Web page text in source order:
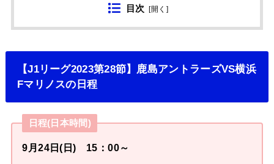
目次 [開く ]
【J1リーグ2023第28節】鹿島アントラーズVS横浜
Fマリノスの日程
日程(日本時間)
9月24日(日) 15：00～